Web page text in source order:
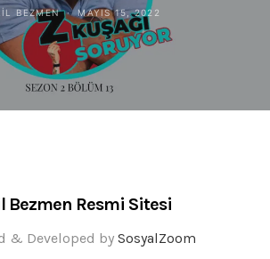
BEZMEN MAYIS 15, 2022
Bezmen Resmi Sitesi
& Developed by SosyalZoom